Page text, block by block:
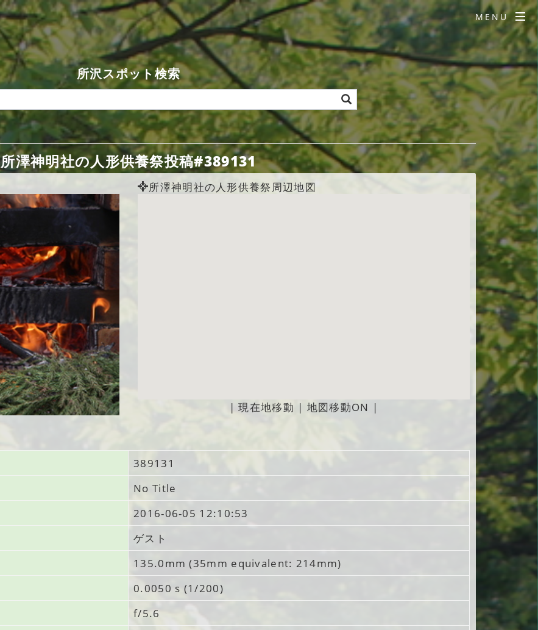
MENU
所沢スポット検索
所澤神明社の人形供養祭投稿#389131
所澤神明社の人形供養祭周辺地図
|現在地移動 | 地図移動ON |
389131
No Title
2016-06-05 12:10:53
ゲスト
135.0mm (35mm equivalent: 214mm)
0.0050 s (1/200)
f/5.6